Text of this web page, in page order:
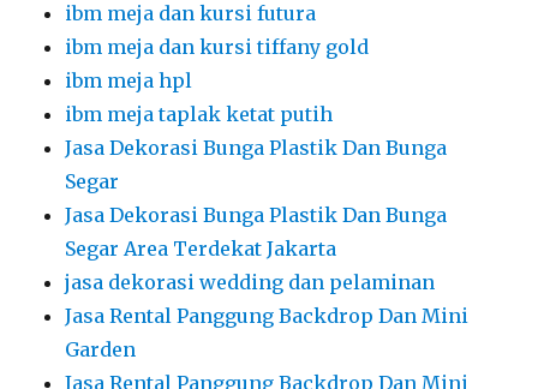
ibm meja dan kursi futura
ibm meja dan kursi tiffany gold
ibm meja hpl
ibm meja taplak ketat putih
Jasa Dekorasi Bunga Plastik Dan Bunga
Segar
Jasa Dekorasi Bunga Plastik Dan Bunga
Segar Area Terdekat Jakarta
jasa dekorasi wedding dan pelaminan
Jasa Rental Panggung Backdrop Dan Mini
Garden
Jasa Rental Panggung Backdrop Dan Mini